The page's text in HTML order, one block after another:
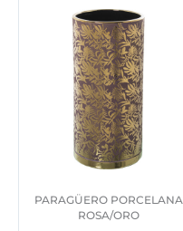
PARAGÜERO PORCELANA
ROSA/ORO